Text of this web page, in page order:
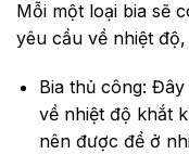
Mỗi một loại bia sẽ
yêu cầu về nhiệt
Bia thủ công:
về nhiệt độ khắt
nên được để ở